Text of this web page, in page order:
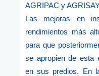
AGRIPAC y
Las mejoras en
rendimientos más
para que
se apropien de esta
en sus predios. En